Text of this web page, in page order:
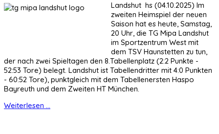
Landshut hs (04.10.2025) Im
zweiten Heimspiel der neuen
Saison hat es heute, Samstag,
20 Uhr, die TG Mipa Landshut
im Sportzentrum West mit
dem TSV Haunstetten zu tun,
der nach zwei Spieltagen den 8.Tabellenplatz (2:2 Punkte -
52:53 Tore) belegt. Landshut ist Tabellendritter mit 4:0 Punkten
- 60:52 Tore), punktgleich mit dem Tabellenersten Haspo
Bayreuth und dem Zweiten HT München.
Weiterlesen ...